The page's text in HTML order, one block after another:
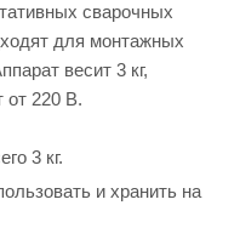
сварочных
для монтажных
весит 3 кг,
от 220 В.
3 кг.
и хранить на